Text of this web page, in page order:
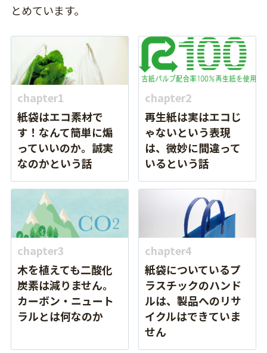
とめています。
chapter1
紙袋はエコ素材で
す！なんて簡単に煽
っていいのか。誠実
なのかという話
chapter2
再生紙は実はエコじ
ゃないという表現
は、微妙に間違って
いるという話
chapter3
木を植えても二酸化
炭素は減りません。
カーボン・ニュート
ラルとは何なのか
chapter4
紙袋についているプ
ラスチックのハンド
ルは、製品へのリサ
イクルはできていま
せん